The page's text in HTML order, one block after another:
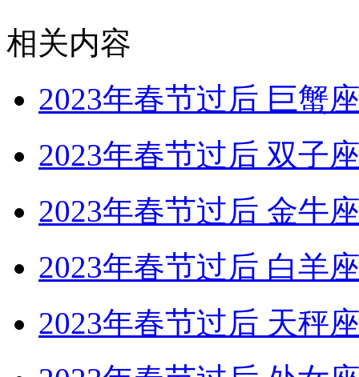
相关内容
2023年春节过后 巨蟹
2023年春节过后 双子
2023年春节过后 金牛
2023年春节过后 白羊
2023年春节过后 天秤